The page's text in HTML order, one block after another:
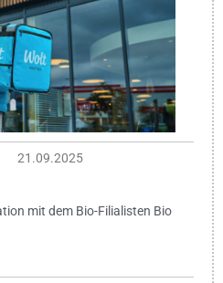
21.09.2025
mit dem Bio-Filialisten Bio